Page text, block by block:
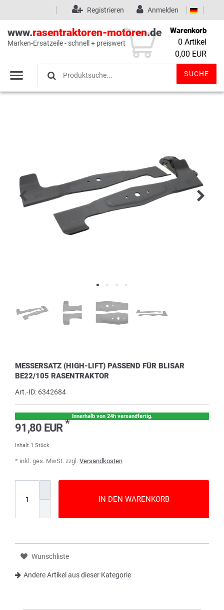
Wunschliste (0)
Anmelden
Registrieren
www.rasentraktoren-motoren.de
Marken-Ersatzeile - schnell + preiswert
SUCHE
Warenkorb
0 Artikel
0,00 EUR
MESSERSATZ (HIGH-LIFT) PASSEND FÜR BLISAR
BE22/105 RASENTRAKTOR
Art.-ID: 6342684
Innerhalb von 24h versandfertig.
91,80 EUR*
Inhalt 1 Stück
* inkl. ges. MwSt. zzgl. Versandkosten
IN DEN WARENKORB
Wunschliste
Andere Artikel aus dieser Kategorie